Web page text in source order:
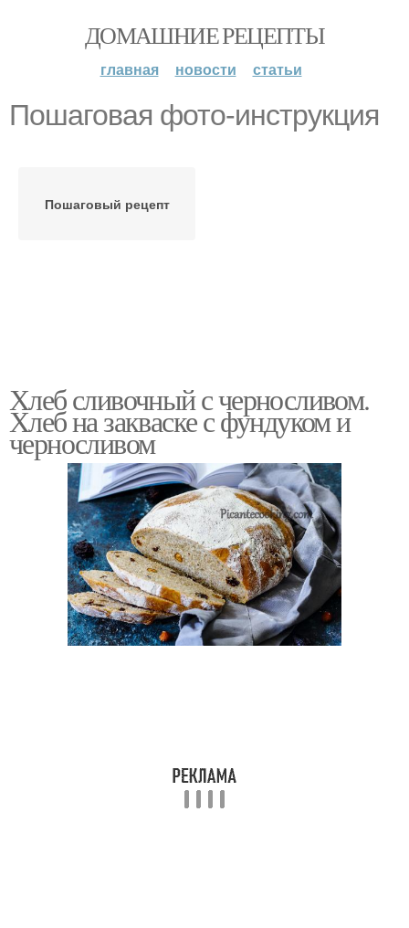
ДОМАШНИЕ РЕЦЕПТЫ
главная новости статьи
Пошаговая фото-инструкция
Пошаговый рецепт
Хлеб сливочный с черносливом.
Хлеб на закваске с фундуком и
черносливом